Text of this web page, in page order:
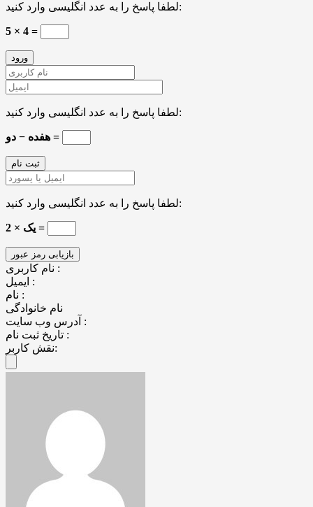
لطفا پاسخ را به عدد انگلیسی وارد کنید:
5 × 4 =
لطفا پاسخ را به عدد انگلیسی وارد کنید:
هفده − دو =
لطفا پاسخ را به عدد انگلیسی وارد کنید:
یک × 2 =
نام کاربری :
ایمیل :
نام :
نام خانوادگی
آدرس وب سایت :
تاریخ ثبت نام :
نقش کاربر: